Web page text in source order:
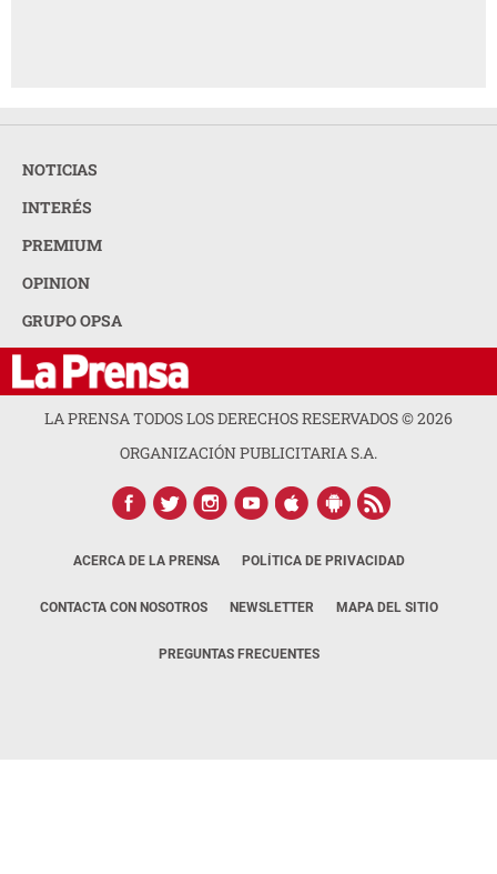
NOTICIAS
INTERÉS
PREMIUM
OPINION
GRUPO OPSA
LA PRENSA TODOS LOS DERECHOS RESERVADOS ©2026
ORGANIZACIÓN PUBLICITARIA S.A.
ACERCA DE LA PRENSA POLÍTICA DE PRIVACIDAD
CONTACTA CON NOSOTROS NEWSLETTER MAPA DEL SITIO
PREGUNTAS FRECUENTES